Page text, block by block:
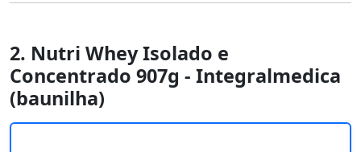
2. Nutri Whey Isolado e
Concentrado 907g - Integralmedica
(baunilha)